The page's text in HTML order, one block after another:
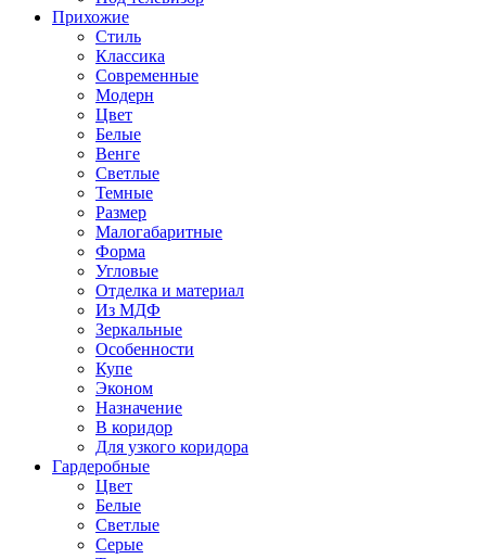
Прихожие
Стиль
Классика
Современные
Модерн
Цвет
Белые
Венге
Светлые
Темные
Размер
Малогабаритные
Форма
Угловые
Отделка и материал
Из МДФ
Зеркальные
Особенности
Купе
Эконом
Назначение
В коридор
Для узкого коридора
Гардеробные
Цвет
Белые
Светлые
Серые